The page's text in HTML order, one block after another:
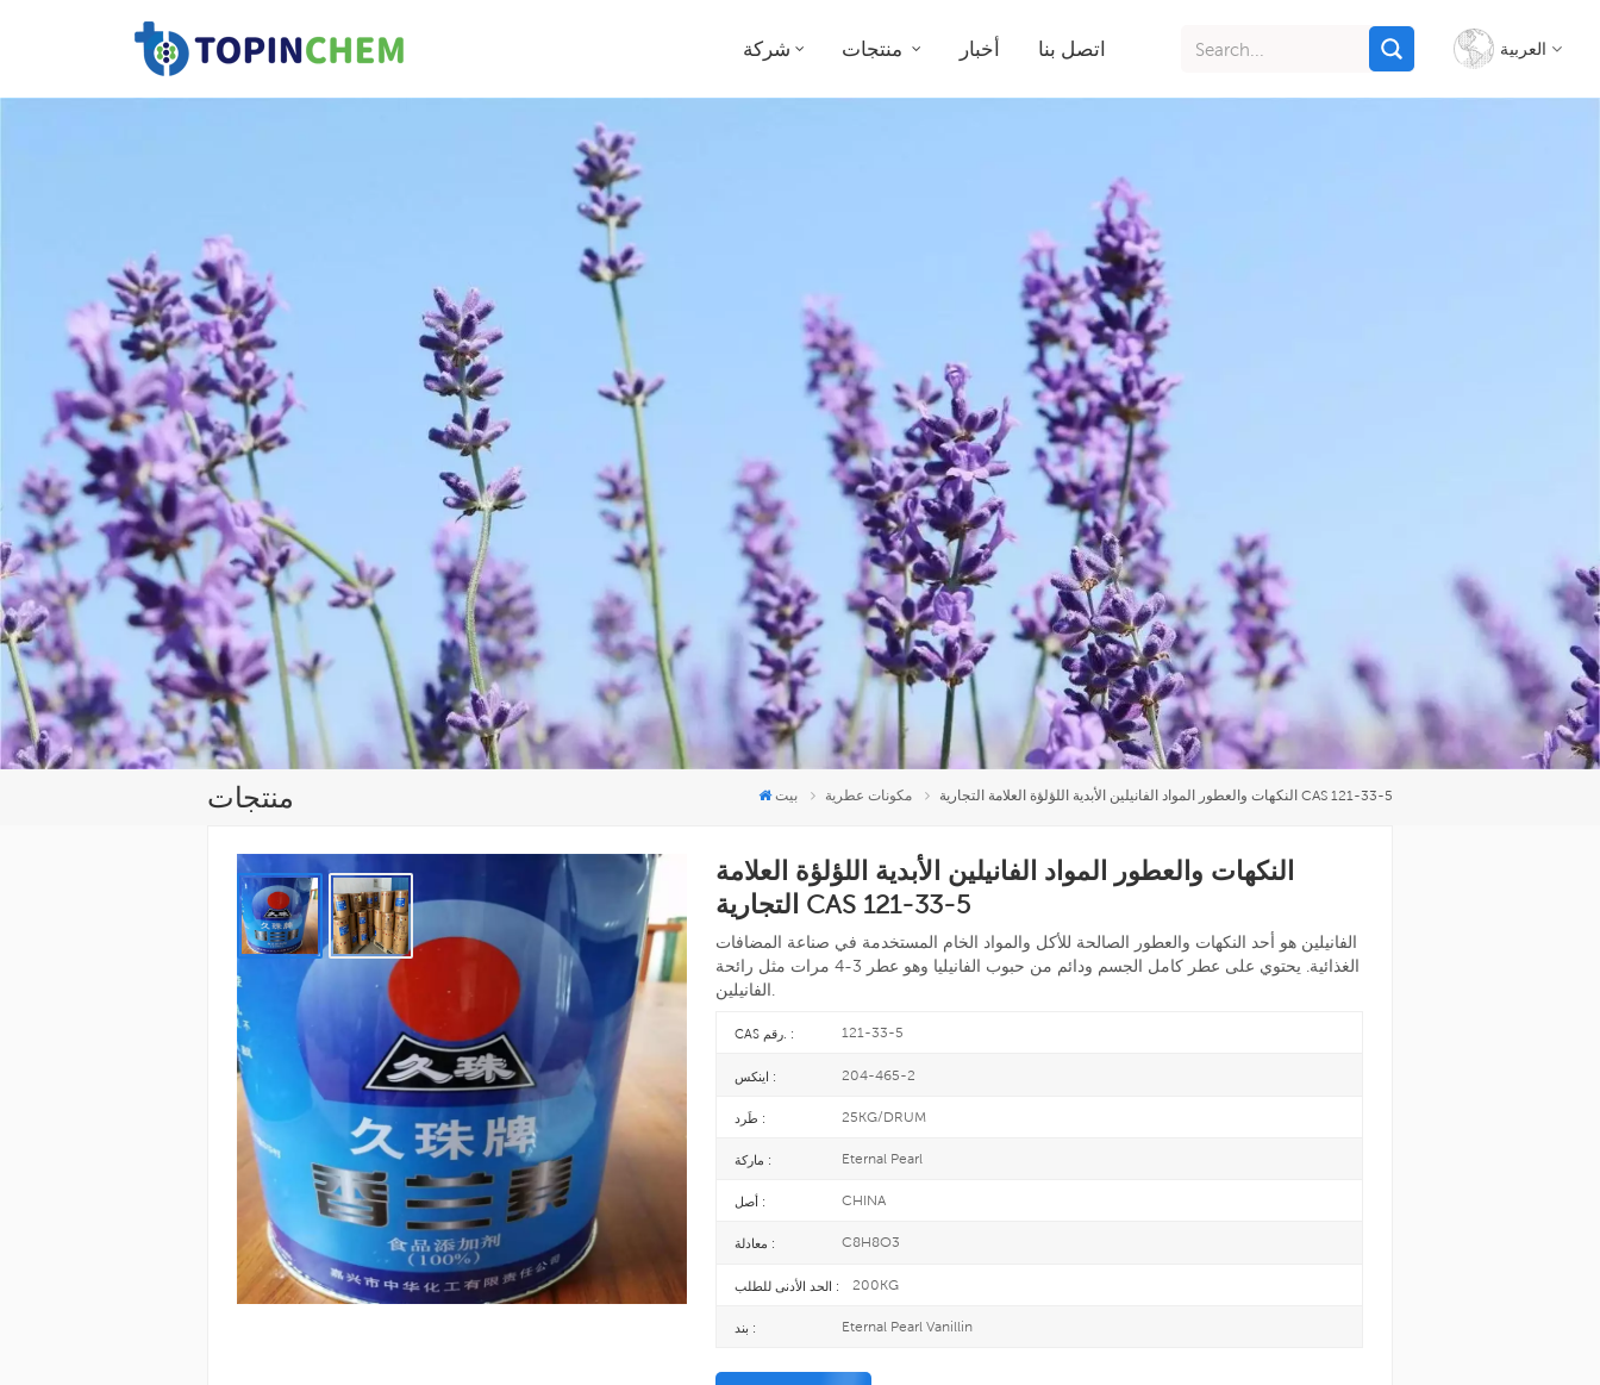
شركة أخبار اتصل بنا العربية
منتجات بيت مكونات عطرية النكهات والعطور المواد الفانيلين الأبدية اللؤلؤة العلامة التجارية CAS 121-33-5
النكهات والعطور المواد الفانيلين الأبدية اللؤلؤة العلامة
التجارية CAS 121-33-5
الفانيلين هو أحد النكهات والعطور الصالحة للأكل والمواد الخام المستخدمة في صناعة المضافات
الغذائية. يحتوي على عطر كامل الجسم ودائم من حبوب الفانيليا وهو عطر 3-4 مرات مثل رائحة
الفانيلين.
CAS رقم. : 121-33-5
اينكس : 204-465-2
طَرد : 25KG/DRUM
ماركة : Eternal Pearl
أصل : CHINA
معادلة : C8H8O3
الحد الأدنى للطلب : 200KG
بند : Eternal Pearl Vanillin